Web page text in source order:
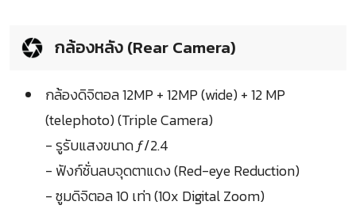
กล้องหลัง (Rear Camera)
กล้องดิจิตอล 12MP + 12MP (wide) + 12 MP
(telephoto) (Triple Camera)
- รูรับแสงขนาด ƒ/2.4
- ฟังก์ชั่นลบจุดตาแดง (Red-eye Reduction)
- ซูมดิจิตอล 10 เท่า (10x Digital Zoom)